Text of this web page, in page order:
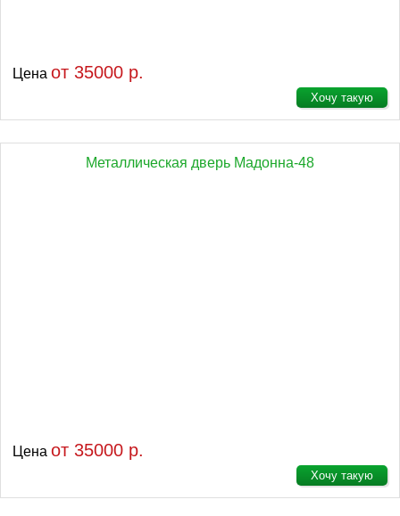
Цена от 35000 р.
Хочу такую
Металлическая дверь Мадонна-48
Цена от 35000 р.
Хочу такую